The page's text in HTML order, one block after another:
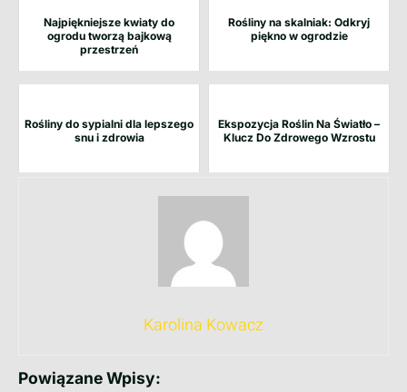
Najpiękniejsze kwiaty do
ogrodu tworzą bajkową
przestrzeń
Rośliny na skalniak: Odkryj
piękno w ogrodzie
Rośliny do sypialni dla lepszego
snu i zdrowia
Ekspozycja Roślin Na Światło –
Klucz Do Zdrowego Wzrostu
Karolina Kowacz
Powiązane Wpisy: